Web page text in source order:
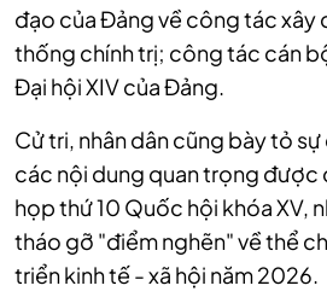
đạo của Đảng về công tác xây
thống chính trị; công tác cán
Đại hội XIV của Đảng.
Cử tri, nhân dân cũng bày tỏ
các nội dung quan trọng được
họp thứ 10 Quốc hội khóa XV,
tháo gỡ "điểm nghẽn" về thể
triển kinh tế - xã hội năm 2026.